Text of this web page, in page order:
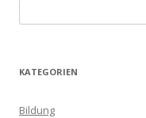
u
h
n
KATEGORIEN
Bildung